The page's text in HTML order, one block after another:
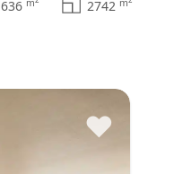
1636 2742
♥